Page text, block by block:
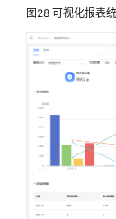
图28 可视化报表